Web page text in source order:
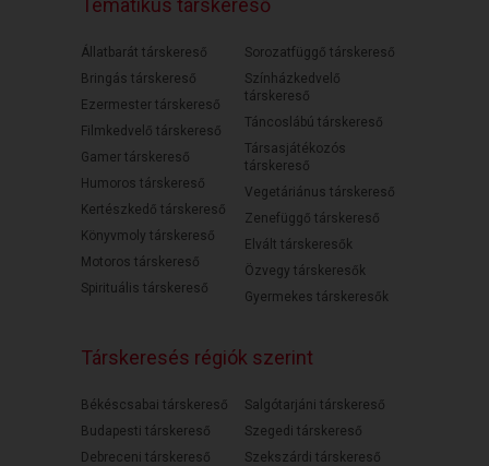
Tematikus társkereső
Állatbarát társkereső
Bringás társkereső
Ezermester társkereső
Filmkedvelő társkereső
Gamer társkereső
Humoros társkereső
Kertészkedő társkereső
Könyvmoly társkereső
Motoros társkereső
Spirituális társkereső
Sorozatfüggő társkereső
Színházkedvelő
társkereső
Táncoslábú társkereső
Társasjátékozós
társkereső
Vegetáriánus társkereső
Zenefüggő társkereső
Elvált társkeresők
Özvegy társkeresők
Gyermekes társkeresők
Társkeresés régiók szerint
Békéscsabai társkereső
Budapesti társkereső
Debreceni társkereső
Salgótarjáni társkereső
Szegedi társkereső
Szekszárdi társkereső